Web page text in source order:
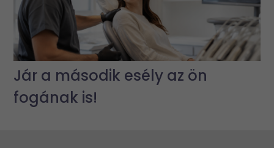
Jár a második esély az ön
fogának is!